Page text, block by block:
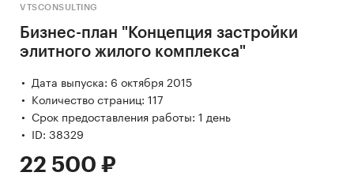
VTSCONSULTING
Бизнес-план "Концепция застройки
элитного жилого комплекса"
Дата выпуска: 6 октября 2015
Количество страниц: 117
Срок предоставления работы: 1 день
ID: 38329
22 500 ₽